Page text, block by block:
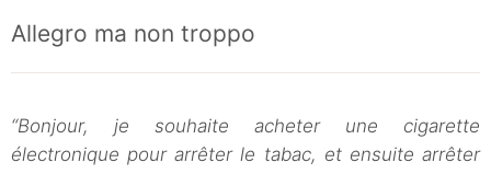
Allegro ma non troppo
“Bonjour, je souhaite acheter une cigarette
électronique pour arrêter le tabac, et ensuite arrêter